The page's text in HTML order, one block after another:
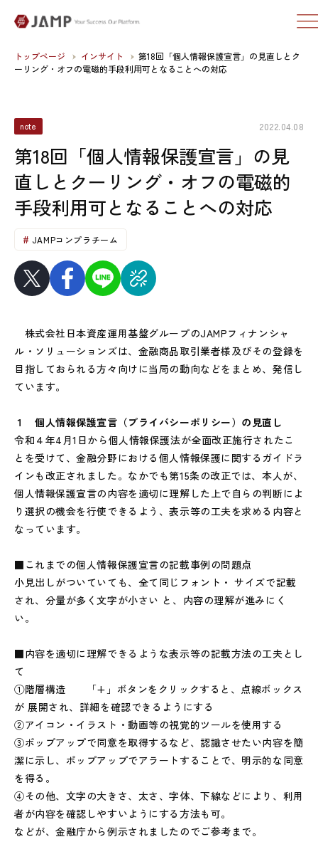
トップページ インサイト
第18回「個人情報保護宣言」の見直しとク
ーリング・オフの電磁的手段利用可となることへの対応
note 2022.04.08
第18回「個人情報保護宣言」の見
直しとクーリング・オフの電磁的
手段利用可となることへの対応
JAMPコンプラチーム
株式会社日本資産運用基盤グループのJAMPフィナンシャ
ル・ソリューションズは、金融商品取引業者様及びその登録を
目指しておられる方々向けに当局の動向などをまとめ、発信し
ています。
１ 個人情報保護宣言（プライバシーポリシー）の見直し
令和４年4月1日から個人情報保護法が全面改正施行されたこ
とを受けて、金融分野における個人情報保護に関するガイドラ
インも改正されました。なかでも第15条の改正では、本人が、
個人情報保護宣言の内容を適切に理解した上で自らの判断によ
り選択の機会を行使できるよう、表示等の工夫を求める内容と
なっています。
■これまでの個人情報保護宣言の記載事例の問題点
小見出しがついていても、全て同じフォント・ サイズで記載
され、分量が多く文字が小さい と、内容の理解が進みにく
い。
■内容を適切に理解できるような表示等の記載方法の工夫とし
て
①階層構造 「+」ボタンをクリックすると、点線ボックス
が 展開され、詳細を確認できるようにする
②アイコン・イラスト・動画等の視覚的ツールを使用する
③ポップアップで同意を取得するなど、認識させたい内容を簡
潔に示し、ポップアップでアラートすることで、明示的な同意
を得る。
④その他、文字の大きさ、太さ、字体、下線などにより、利用
者が内容を確認しやすいようにする方法も可。
などが、金融庁から例示されましたのでご参考まで。